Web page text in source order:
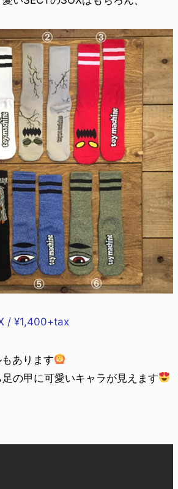
/ ¥1,400+tax
あります
の甲に可愛いキャラが見えます